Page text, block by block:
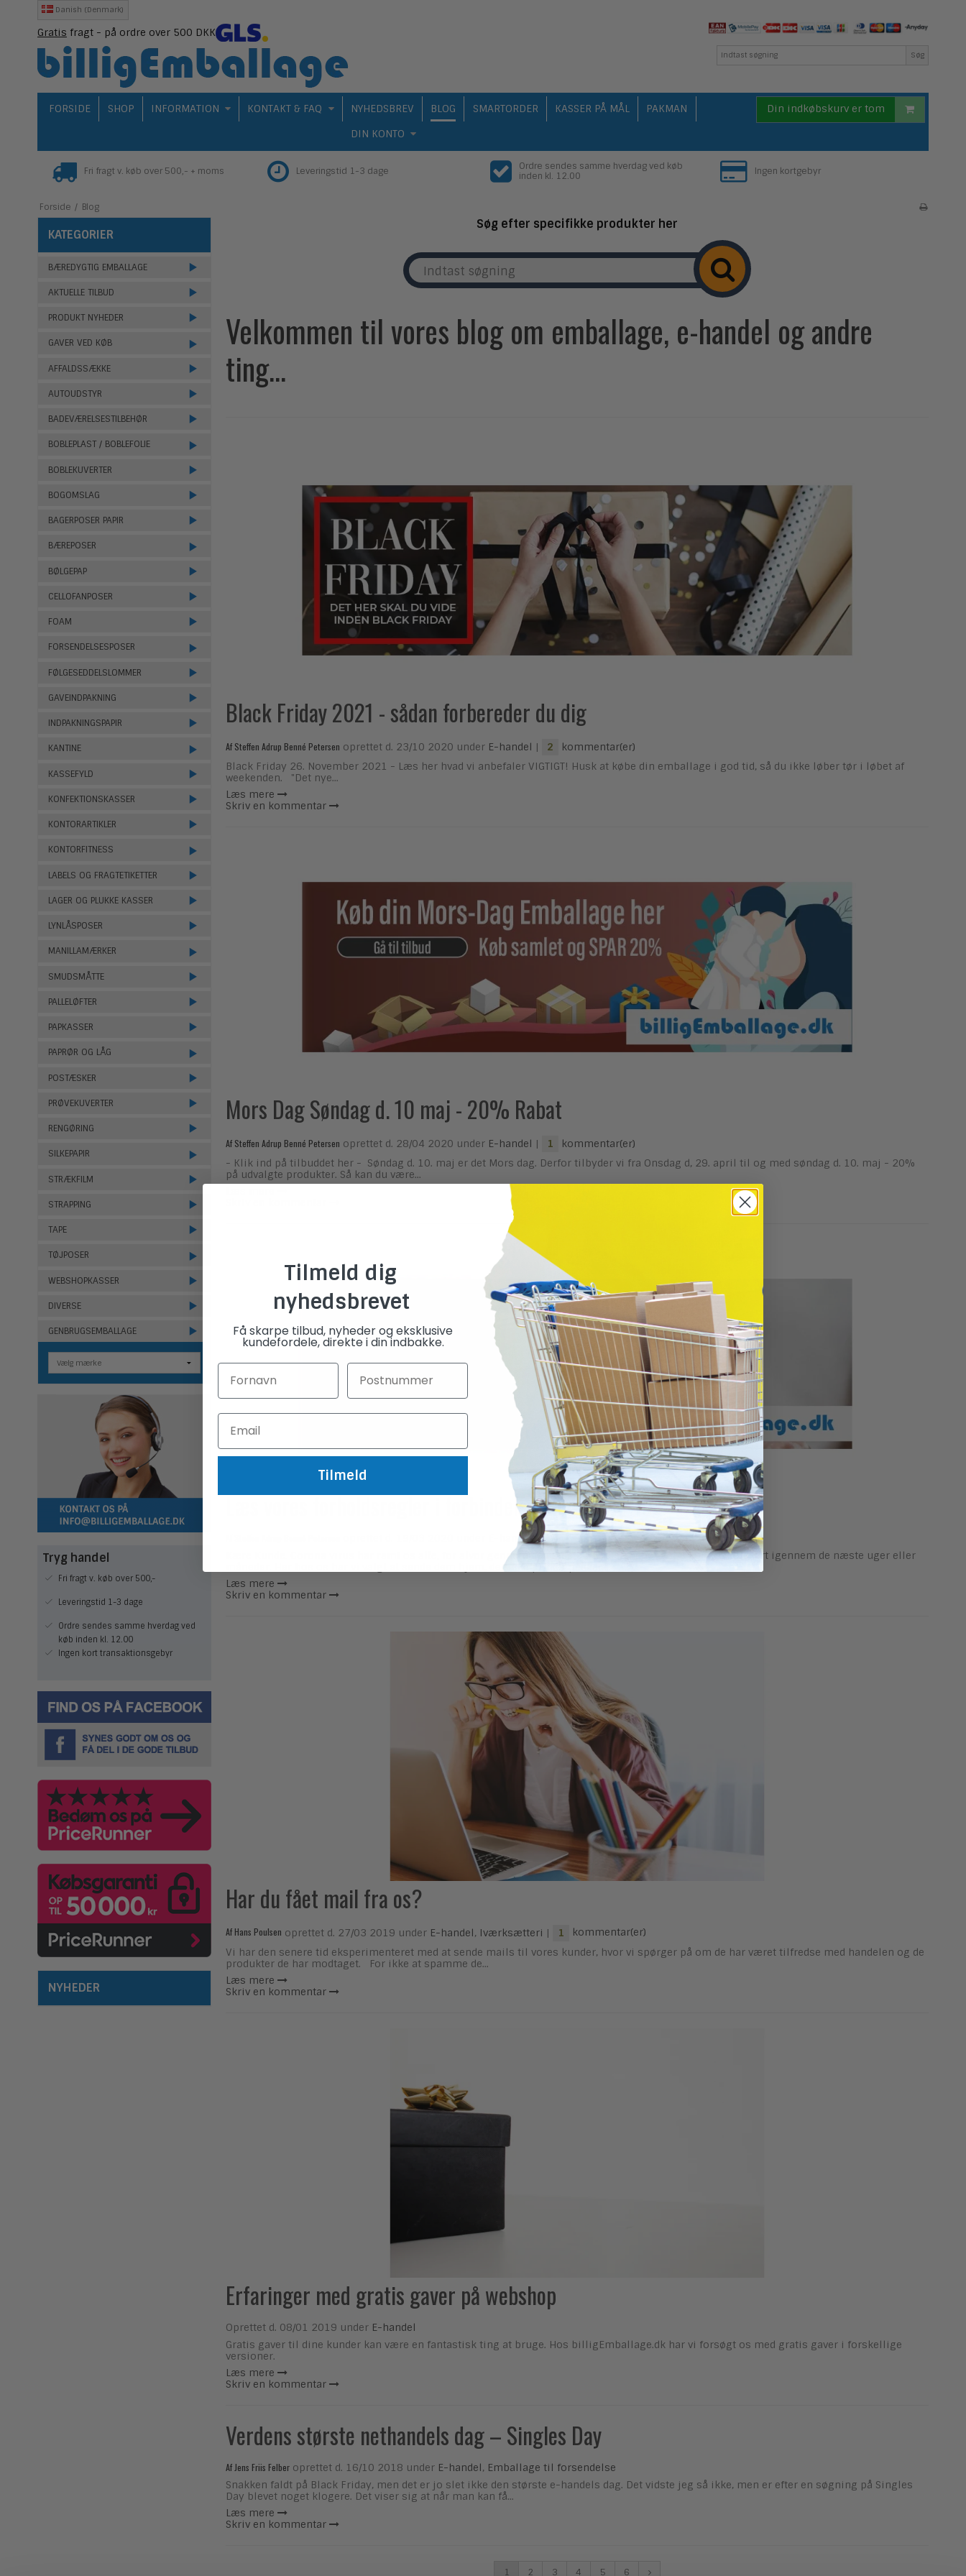
Danish (Denmark)
Gratis fragt - på ordre over 500 DKK
Søg
FORSIDE SHOP INFORMATION KONTAKT & FAQ NYHEDSBREV BLOG SMARTORDER KASSER PÅ MÅL
PAKMAN
DIN KONTO
Din indkøbskurv er tom
Fri fragt v. køb over 500,- + moms Leveringstid 1-3 dage
Ordre sendes samme hverdag ved køb
inden kl. 12.00
Ingen kortgebyr
Forside / Blog
KATEGORIER
BÆREDYGTIG EMBALLAGE
AKTUELLE TILBUD
PRODUKT NYHEDER
GAVER VED KØB
AFFALDSSÆKKE
AUTOUDSTYR
BADEVÆRELSESTILBEHØR
BOBLEPLAST / BOBLEFOLIE
BOBLEKUVERTER
BOGOMSLAG
BAGERPOSER PAPIR
BÆREPOSER
BØLGEPAP
CELLOFANPOSER
FOAM
FORSENDELSESPOSER
FØLGESEDDELSLOMMER
GAVEINDPAKNING
INDPAKNINGSPAPIR
KANTINE
KASSEFYLD
KONFEKTIONSKASSER
KONTORARTIKLER
KONTORFITNESS
LABELS OG FRAGTETIKETTER
LAGER OG PLUKKE KASSER
LYNLÅSPOSER
MANILLAMÆRKER
SMUDSMÅTTE
PALLELØFTER
PAPKASSER
PAPRØR OG LÅG
POSTÆSKER
PRØVEKUVERTER
RENGØRING
SILKEPAPIR
STRÆKFILM
STRAPPING
TAPE
TØJPOSER
WEBSHOPKASSER
DIVERSE
GENBRUGSEMBALLAGE
Tryg handel
Fri fragt v. køb over 500,-
Leveringstid 1-3 dage
Ordre sendes samme hverdag ved
køb inden kl. 12.00
Ingen kort transaktionsgebyr
NYHEDER
Søg efter specifikke produkter her
Velkommen til vores blog om emballage, e-handel og andre
ting...
Black Friday 2021 - sådan forbereder du dig
Af Steffen Adrup Benné Petersen oprettet d. 23/10 2020 under E-handel | 2
kommentar(er)
Black Friday 26. November 2021 - Læs her hvad vi anbefaler VIGTIGT! Husk at købe din emballage i god tid, så du ikke løber tør i løbet af
weekenden. "Det nye...
Læs mere
Skriv en kommentar
Mors Dag Søndag d. 10 maj - 20% Rabat
Af Steffen Adrup Benné Petersen oprettet d. 28/04 2020 under E-handel | 1
kommentar(er)
- Klik ind på tilbuddet her - Søndag d. 10. maj er det Mors dag. Derfor tilbyder vi fra Onsdag d, 29. april til og med søndag d. 10. maj - 20%
på udvalgte produkter. Så kan du være...
Læs vores forholdsregler i forbindelse med Covid-19
E-handel
Kære Kunde. Corona virus har ramt os alle, for alvor gennem den sidste uge. Jeg håber i alle kommer sikkert igennem de næste uger eller
måneder. Her hos os har vi valgt at sende dem hjem, der ikke pakker pakker....
Læs mere
Skriv en kommentar
Har du fået mail fra os?
Af Hans Poulsen oprettet d. 27/03 2019 under E-handel, Iværksætteri | 1
kommentar(er)
Vi har den senere tid eksperimenteret med at sende mails til vores kunder, hvor vi spørger på om de har været tilfredse med handelen og de
produkter de har modtaget. For ikke at spamme de...
Læs mere
Skriv en kommentar
Erfaringer med gratis gaver på webshop
Oprettet d. 08/01 2019 under E-handel
Gratis gaver til dine kunder kan være en fantastisk ting at bruge. Hos billigEmballage.dk har vi forsøgt os med gratis gaver i forskellige
versioner.
Læs mere
Skriv en kommentar
Verdens største nethandels dag – Singles Day
Af Jens Friis Felber oprettet d. 16/10 2018 under E-handel, Emballage til forsendelse
Snakken faldt på Black Friday, men det er jo slet ikke den største e-handels dag. Det vidste jeg så ikke, men er efter en søgning på Singles
Day blevet noget klogere. Det viser sig at når man kan få...
Læs mere
Skriv en kommentar
1 2 3 4 5 6
Tilmeld dig
nyhedsbrevet
Få skarpe tilbud, nyheder og eksklusive
kundefordele, direkte i din indbakke.
Tilmeld